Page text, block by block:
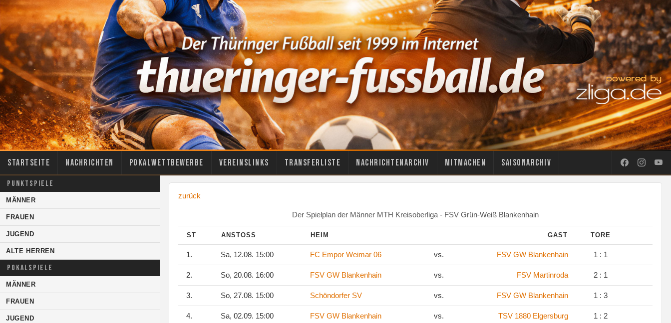
Startseite Nachrichten Pokalwettbewerbe Vereinslinks Transferliste Nachrichtenarchiv Mitmachen Saisonarchiv
PUNKTSPIELE
MÄNNER
FRAUEN
JUGEND
ALTE HERREN
POKALSPIELE
MÄNNER
FRAUEN
JUGEND
zurück
Der Spielplan der Männer MTH Kreisoberliga - FSV Grün-Weiß Blankenhain
ST ANSTOSS HEIM GAST TORE
1. Sa, 12.08. 15:00 FC Empor Weimar 06 vs. FSV GW Blankenhain 1 : 1
2. So, 20.08. 16:00 FSV GW Blankenhain vs. FSV Martinroda 2 : 1
3. So, 27.08. 15:00 Schöndorfer SV vs. FSV GW Blankenhain 1 : 3
4. Sa, 02.09. 15:00 FSV GW Blankenhain vs. TSV 1880 Elgersburg 1 : 2